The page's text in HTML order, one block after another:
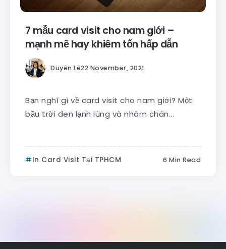
7 mẫu card visit cho nam giới –
mạnh mẽ hay khiêm tốn hấp dẫn
Duyên Lê22 November, 2021
Bạn nghĩ gì về card visit cho nam giới? Một
bầu trời đen lạnh lùng và nhàm chán...
In Card Visit Tại TPHCM 6 Min Read